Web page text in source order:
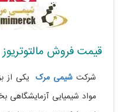
قیمت فروش مالتوتریوز
شرکت شیمی مرک یکی از
مواد شیمیایی